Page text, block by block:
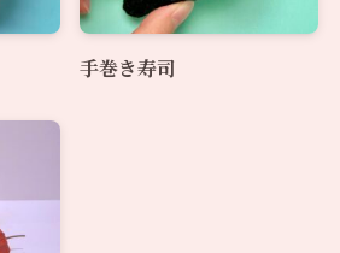
手巻き寿司